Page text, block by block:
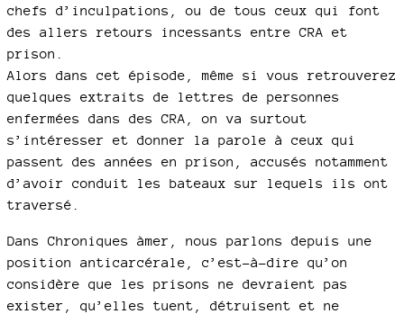
chefs d’inculpations, ou de tous ceux qui font
des allers retours incessants entre CRA et
prison.
Alors dans cet épisode, même si vous retrouverez
quelques extraits de lettres de personnes
enfermées dans des CRA, on va surtout
s’intéresser et donner la parole à ceux qui
passent des années en prison, accusés notamment
d’avoir conduit les bateaux sur lequels ils ont
traversé.
Dans Chroniques àmer, nous parlons depuis une
position anticarcérale, c’est-à-dire qu’on
considère que les prisons ne devraient pas
exister, qu’elles tuent, détruisent et ne